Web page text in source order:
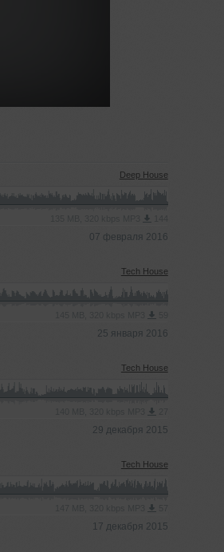
Deep House
07 февраля 2016
Tech House
25 января 2016
Tech House
29 декабря 2015
Tech House
17 декабря 2015